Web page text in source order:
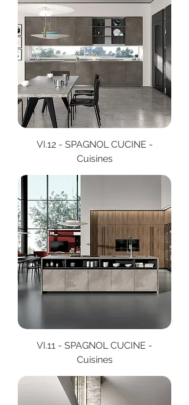
VI.12 - SPAGNOL CUCINE -
Cuisines
VI.11 - SPAGNOL CUCINE -
Cuisines